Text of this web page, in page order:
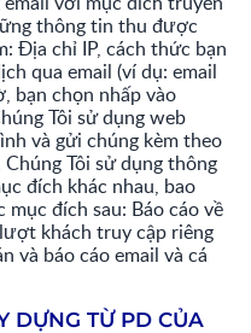
thông tin thu được
Địa chỉ IP, cách thức bạn
qua email (ví dụ: email
bạn chọn nhấp vào
Tôi sử dụng web
và gửi chúng kèm theo
Tôi sử dụng thông
đích khác nhau, bao
đích sau: Báo cáo về
khách truy cập riêng
và báo cáo email và cá
DỰNG TỪ PD CỦA